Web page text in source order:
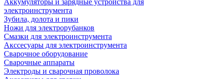
Аккумуляторы и зарядные устройства для
электроинструмента
Зубила, долота и пики
Ножи для электрорубанков
Смазки для электроинструмента
Акссесуары для электроинструмента
Сварочное оборудование
Сварочные аппараты
Электроды и сварочная проволока